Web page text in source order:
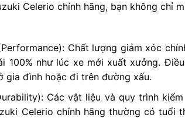
Celerio chính hãng, bạn không chỉ
Chất lượng giảm xóc
100% như lúc xe mới xuất xưởng.
gia đình hoặc đi trên đường xấu.
Các vật liệu và quy trình
Celerio chính hãng thường có tuổi